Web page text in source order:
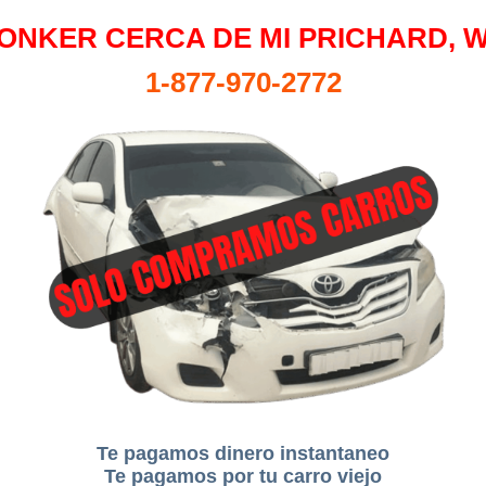
CERCA DE MI PRICHARD,
1-877-970-2772
Te pagamos dinero instantaneo
Te pagamos por tu carro viejo